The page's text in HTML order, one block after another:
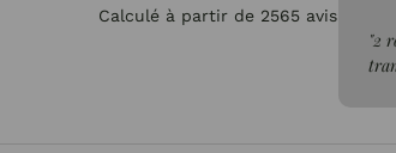
Calculé à partir de 2565 avis.
"2